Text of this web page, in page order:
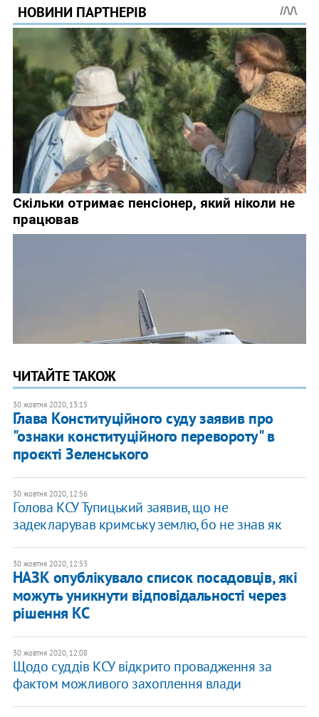
ЧИТАЙТЕ ТАКОЖ
30 жовтня 2020, 13:15
Глава Конституційного суду заявив про
"ознаки конституційного перевороту" в
проєкті Зеленського
30 жовтня 2020, 12:56
Голова КСУ Тупицький заявив, що не
задекларував кримську землю, бо не знав як
30 жовтня 2020, 12:53
НАЗК опублікувало список посадовців, які
можуть уникнути відповідальності через
рішення КС
30 жовтня 2020, 12:08
Щодо суддів КСУ відкрито провадження за
фактом можливого захоплення влади